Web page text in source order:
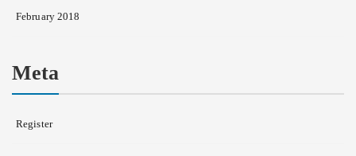
February 2018
Meta
Register